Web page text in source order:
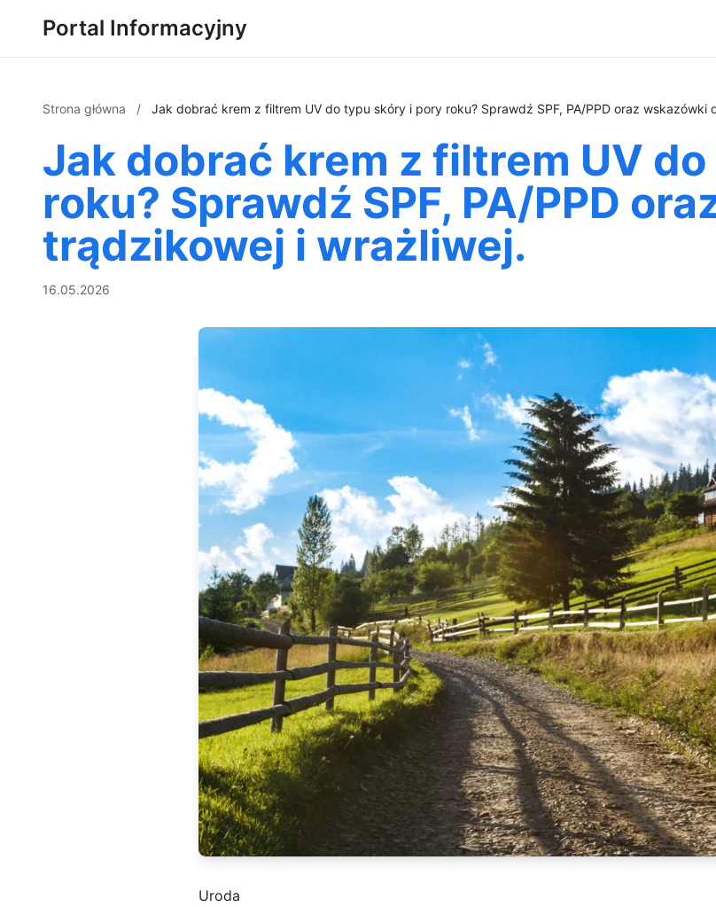
Portal Informacyjny
Strona główna / Jak dobrać krem z filtrem UV do typu skóry i pory roku? Sprawdź SPF, PA/PPD oraz wskazówki
Jak dobrać krem z filtrem UV
roku? Sprawdź SPF, PA/PPD
trądzikowej i wrażliwej.
16.05.2026
Uroda